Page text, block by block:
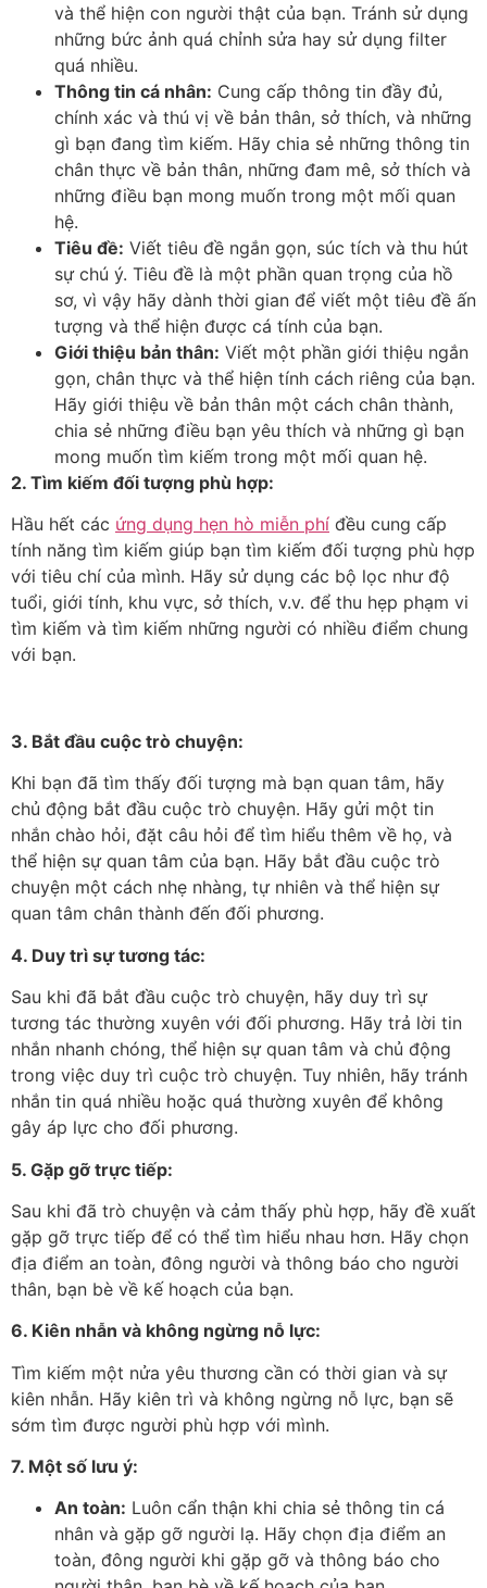
và thể hiện con người thật của bạn. Tránh sử dụng
những bức ảnh quá chỉnh sửa hay sử dụng filter
quá nhiều.
Thông tin cá nhân: Cung cấp thông tin đầy đủ,
chính xác và thú vị về bản thân, sở thích, và những
gì bạn đang tìm kiếm. Hãy chia sẻ những thông tin
chân thực về bản thân, những đam mê, sở thích và
những điều bạn mong muốn trong một mối quan
hệ.
Tiêu đề: Viết tiêu đề ngắn gọn, súc tích và thu hút
sự chú ý. Tiêu đề là một phần quan trọng của hồ
sơ, vì vậy hãy dành thời gian để viết một tiêu đề ấn
tượng và thể hiện được cá tính của bạn.
Giới thiệu bản thân: Viết một phần giới thiệu ngắn
gọn, chân thực và thể hiện tính cách riêng của bạn.
Hãy giới thiệu về bản thân một cách chân thành,
chia sẻ những điều bạn yêu thích và những gì bạn
mong muốn tìm kiếm trong một mối quan hệ.
2. Tìm kiếm đối tượng phù hợp:
Hầu hết các ứng dụng hẹn hò miễn phí đều cung cấp
tính năng tìm kiếm giúp bạn tìm kiếm đối tượng phù hợp
với tiêu chí của mình. Hãy sử dụng các bộ lọc như độ
tuổi, giới tính, khu vực, sở thích, v.v. để thu hẹp phạm vi
tìm kiếm và tìm kiếm những người có nhiều điểm chung
với bạn.
3. Bắt đầu cuộc trò chuyện:
Khi bạn đã tìm thấy đối tượng mà bạn quan tâm, hãy
chủ động bắt đầu cuộc trò chuyện. Hãy gửi một tin
nhắn chào hỏi, đặt câu hỏi để tìm hiểu thêm về họ, và
thể hiện sự quan tâm của bạn. Hãy bắt đầu cuộc trò
chuyện một cách nhẹ nhàng, tự nhiên và thể hiện sự
quan tâm chân thành đến đối phương.
4. Duy trì sự tương tác:
Sau khi đã bắt đầu cuộc trò chuyện, hãy duy trì sự
tương tác thường xuyên với đối phương. Hãy trả lời tin
nhắn nhanh chóng, thể hiện sự quan tâm và chủ động
trong việc duy trì cuộc trò chuyện. Tuy nhiên, hãy tránh
nhắn tin quá nhiều hoặc quá thường xuyên để không
gây áp lực cho đối phương.
5. Gặp gỡ trực tiếp:
Sau khi đã trò chuyện và cảm thấy phù hợp, hãy đề xuất
gặp gỡ trực tiếp để có thể tìm hiểu nhau hơn. Hãy chọn
địa điểm an toàn, đông người và thông báo cho người
thân, bạn bè về kế hoạch của bạn.
6. Kiên nhẫn và không ngừng nỗ lực:
Tìm kiếm một nửa yêu thương cần có thời gian và sự
kiên nhẫn. Hãy kiên trì và không ngừng nỗ lực, bạn sẽ
sớm tìm được người phù hợp với mình.
7. Một số lưu ý:
An toàn: Luôn cẩn thận khi chia sẻ thông tin cá
nhân và gặp gỡ người lạ. Hãy chọn địa điểm an
toàn, đông người khi gặp gỡ và thông báo cho